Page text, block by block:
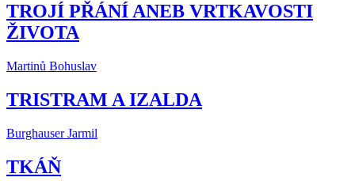
TROJÍ PŘÁNÍ ANEB VRTKAVOSTI
ŽIVOTA
Martinů Bohuslav
TRISTRAM A IZALDA
Burghauser Jarmil
TKÁŇ